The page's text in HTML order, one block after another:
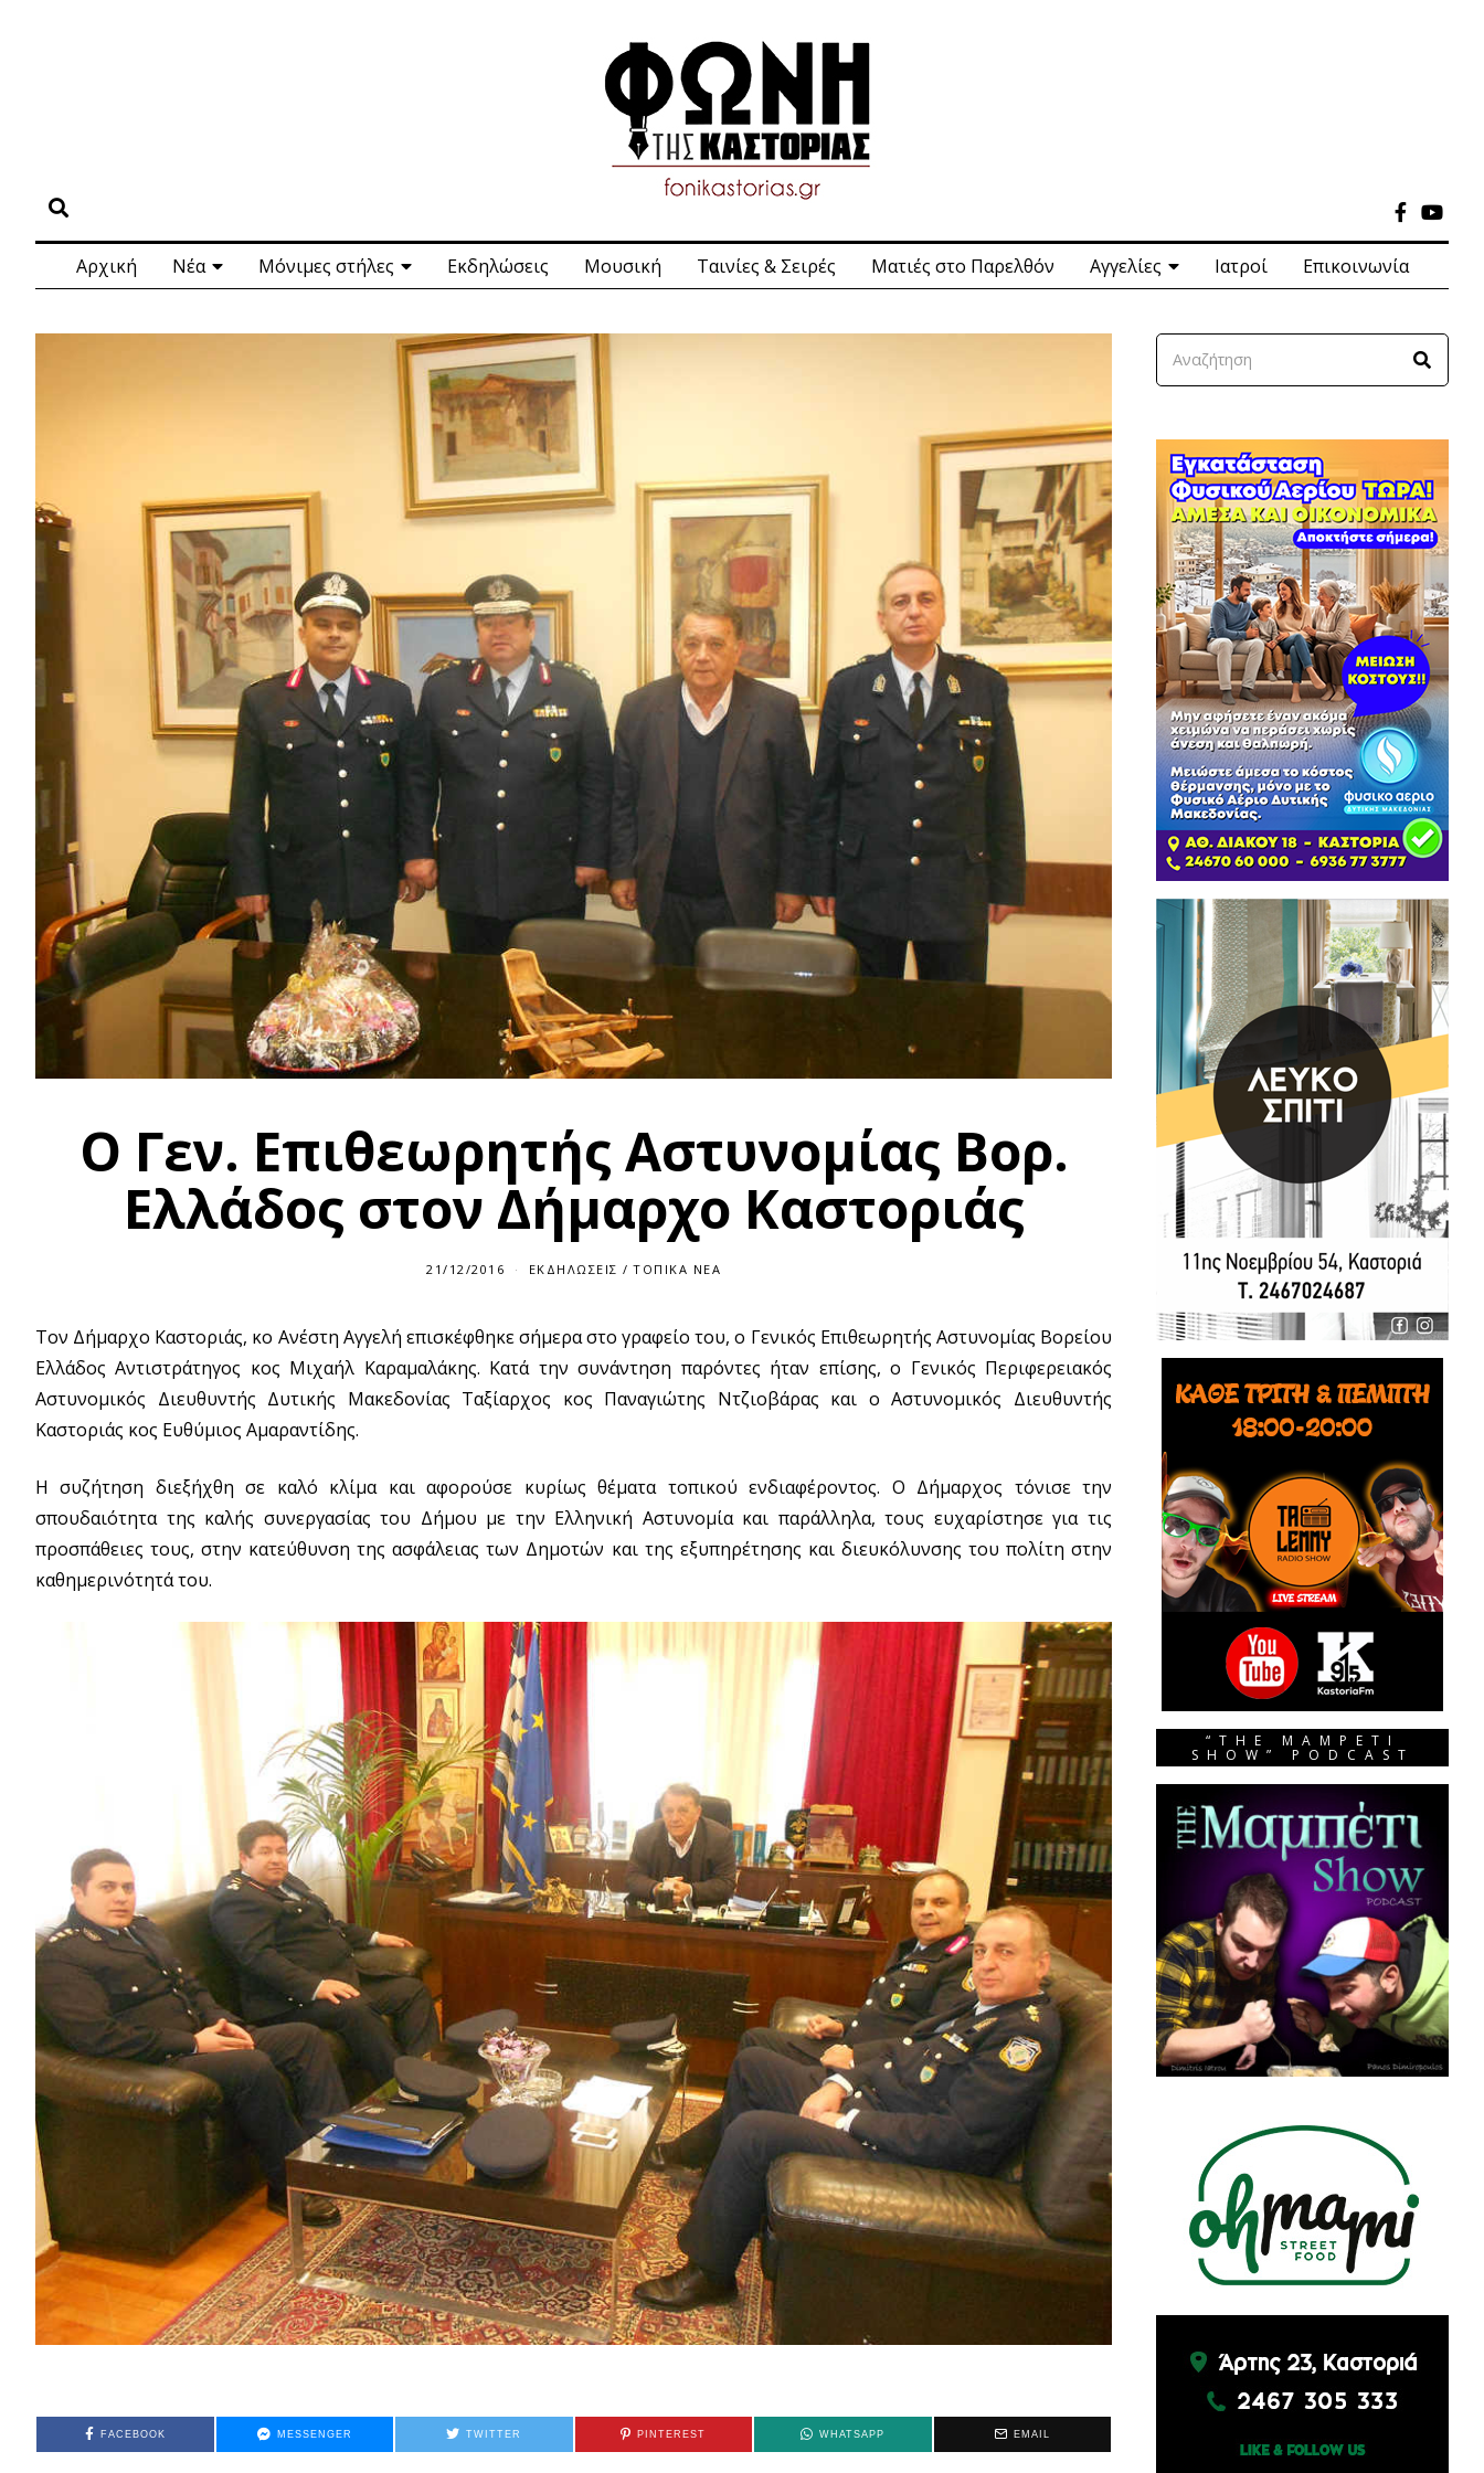
Αρχική Νέα Μόνιμες στήλες Εκδηλώσεις Μουσική Ταινίες & Σειρές Ματιές στο Παρελθόν Αγγελίες Ιατροί Επικοινωνία
Ο Γεν. Επιθεωρητής Αστυνομίας Βορ.
Ελλάδος στον Δήμαρχο Καστοριάς
21/12/2016 ΕΚΔΗΛΏΣΕΙΣ / ΤΟΠΙΚΆ ΝΈΑ
Τον Δήμαρχο Καστοριάς, κο Ανέστη Αγγελή επισκέφθηκε σήμερα στο γραφείο του, ο Γενικός Επιθεωρητής Αστυνομίας Βορείου
Ελλάδος Αντιστράτηγος κος Μιχαήλ Καραμαλάκης. Κατά την συνάντηση παρόντες ήταν επίσης, ο Γενικός Περιφερειακός
Αστυνομικός Διευθυντής Δυτικής Μακεδονίας Ταξίαρχος κος Παναγιώτης Ντζιοβάρας και ο Αστυνομικός Διευθυντής
Καστοριάς κος Ευθύμιος Αμαραντίδης.
Η συζήτηση διεξήχθη σε καλό κλίμα και αφορούσε κυρίως θέματα τοπικού ενδιαφέροντος. Ο Δήμαρχος τόνισε την
σπουδαιότητα της καλής συνεργασίας του Δήμου με την Ελληνική Αστυνομία και παράλληλα, τους ευχαρίστησε για τις
προσπάθειες τους, στην κατεύθυνση της ασφάλειας των Δημοτών και της εξυπηρέτησης και διευκόλυνσης του πολίτη στην
καθημερινότητά του.
FACEBOOK MESSENGER TWITTER PINTEREST WHATSAPP EMAIL
“THE MAMPETI
SHOW” PODCAST